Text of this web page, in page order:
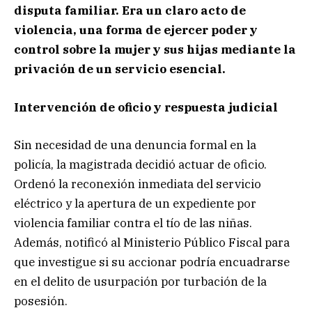
disputa familiar. Era un claro acto de
violencia, una forma de ejercer poder y
control sobre la mujer y sus hijas mediante la
privación de un servicio esencial.
Intervención de oficio y respuesta judicial
Sin necesidad de una denuncia formal en la
policía, la magistrada decidió actuar de oficio.
Ordenó la reconexión inmediata del servicio
eléctrico y la apertura de un expediente por
violencia familiar contra el tío de las niñas.
Además, notificó al Ministerio Público Fiscal para
que investigue si su accionar podría encuadrarse
en el delito de usurpación por turbación de la
posesión.